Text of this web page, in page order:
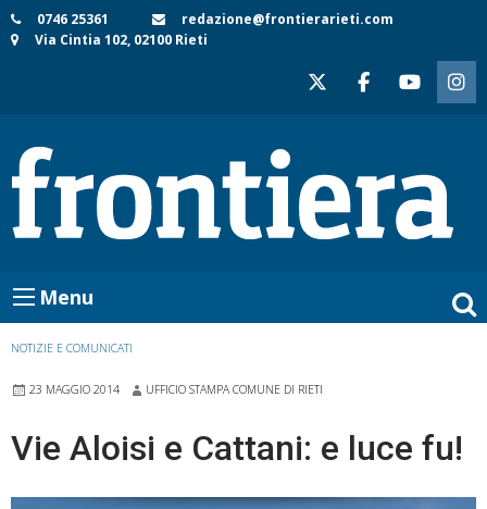
Skip
to
0746 25361
redazione@frontierarieti.com
Via Cintia 102, 02100 Rieti
Menu
NOTIZIE E COMUNICATI
23 MAGGIO 2014 UFFICIO STAMPA COMUNE DI RIETI
Vie Aloisi e Cattani: e luce fu!